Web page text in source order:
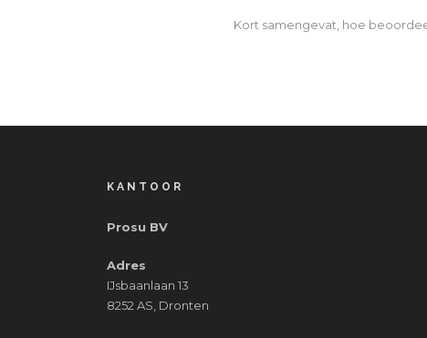
Kort samengevat, hoe
KANTOOR
Prosu BV
Adres
IJsbaanlaan 13
8252 AS, Dronten